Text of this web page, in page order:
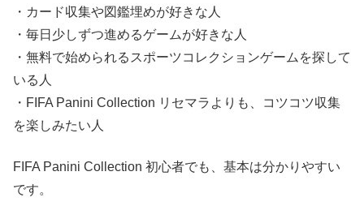
・カード収集や図鑑埋めが好きな人
・毎日少しずつ進めるゲームが好きな人
・無料で始められるスポーツコレクションゲームを探して
いる人
・FIFA Panini Collection リセマラよりも、コツコツ収集
を楽しみたい人
FIFA Panini Collection 初心者でも、基本は分かりやすい
です。